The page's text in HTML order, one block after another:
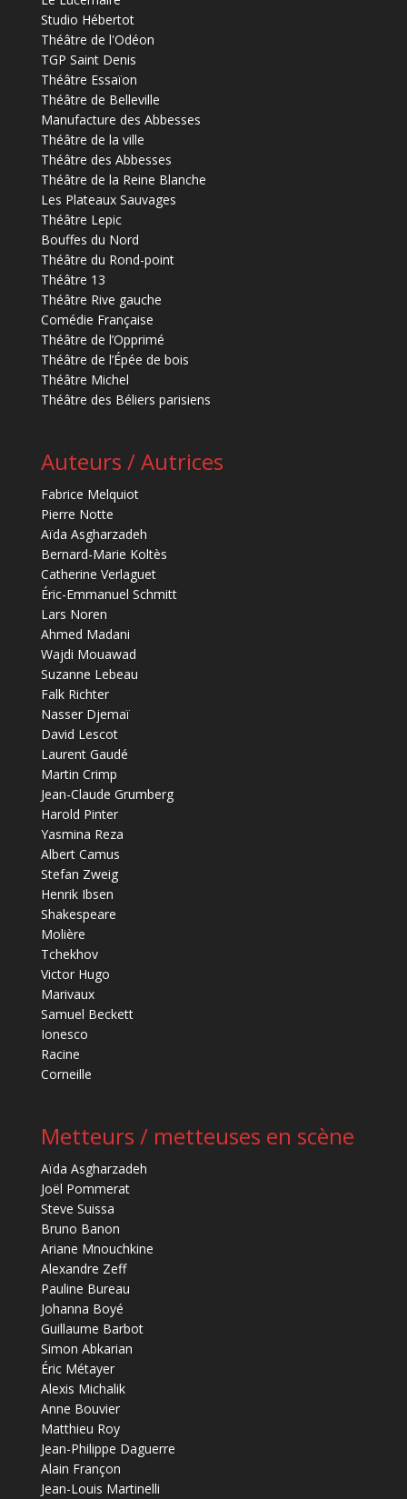
Studio Hébertot
Théâtre de l'Odéon
TGP Saint Denis
Théâtre Essaïon
Théâtre de Belleville
Manufacture des Abbesses
Théâtre de la ville
Théâtre des Abbesses
Théâtre de la Reine Blanche
Les Plateaux Sauvages
Théâtre Lepic
Bouffes du Nord
Théâtre du Rond-point
Théâtre 13
Théâtre Rive gauche
Comédie Française
Théâtre de l’Opprimé
Théâtre de l’Épée de bois
Théâtre Michel
Théâtre des Béliers parisiens
Auteurs / Autrices
Fabrice Melquiot
Pierre Notte
Aïda Asgharzadeh
Bernard-Marie Koltès
Catherine Verlaguet
Éric-Emmanuel Schmitt
Lars Noren
Ahmed Madani
Wajdi Mouawad
Suzanne Lebeau
Falk Richter
Nasser Djemaï
David Lescot
Laurent Gaudé
Martin Crimp
Jean-Claude Grumberg
Harold Pinter
Yasmina Reza
Albert Camus
Stefan Zweig
Henrik Ibsen
Shakespeare
Molière
Tchekhov
Victor Hugo
Marivaux
Samuel Beckett
Ionesco
Racine
Corneille
Metteurs / metteuses en scène
Aïda Asgharzadeh
Joël Pommerat
Steve Suissa
Bruno Banon
Ariane Mnouchkine
Alexandre Zeff
Pauline Bureau
Johanna Boyé
Guillaume Barbot
Simon Abkarian
Éric Métayer
Alexis Michalik
Anne Bouvier
Matthieu Roy
Jean-Philippe Daguerre
Alain Françon
Jean-Louis Martinelli